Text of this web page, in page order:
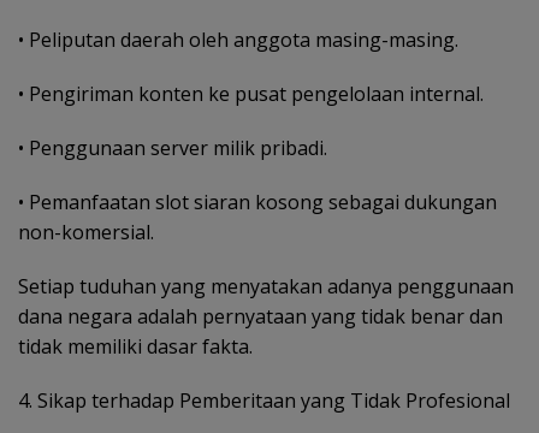
• Peliputan daerah oleh anggota masing-masing.
• Pengiriman konten ke pusat pengelolaan internal.
• Penggunaan server milik pribadi.
• Pemanfaatan slot siaran kosong sebagai dukungan
non-komersial.
Setiap tuduhan yang menyatakan adanya penggunaan
dana negara adalah pernyataan yang tidak benar dan
tidak memiliki dasar fakta.
4. Sikap terhadap Pemberitaan yang Tidak Profesional